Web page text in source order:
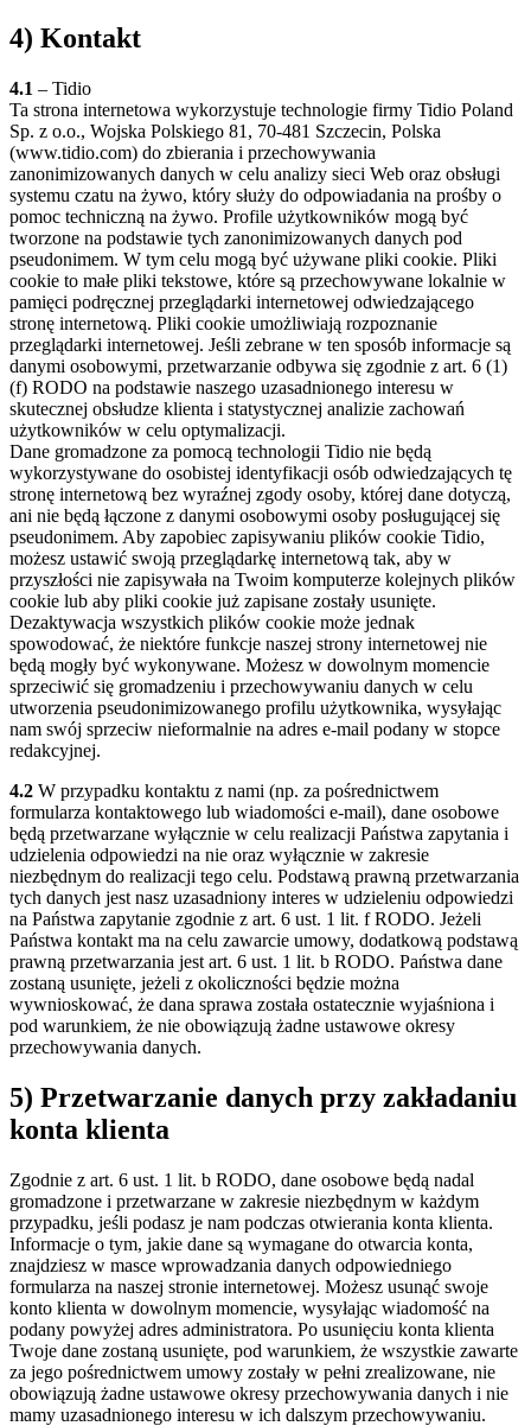
4) Kontakt
4.1 – Tidio
Ta strona internetowa wykorzystuje technologie firmy Tidio Poland
Sp. z o.o., Wojska Polskiego 81, 70-481 Szczecin, Polska
(www.tidio.com) do zbierania i przechowywania
zanonimizowanych danych w celu analizy sieci Web oraz obsługi
systemu czatu na żywo, który służy do odpowiadania na prośby o
pomoc techniczną na żywo. Profile użytkowników mogą być
tworzone na podstawie tych zanonimizowanych danych pod
pseudonimem. W tym celu mogą być używane pliki cookie. Pliki
cookie to małe pliki tekstowe, które są przechowywane lokalnie w
pamięci podręcznej przeglądarki internetowej odwiedzającego
stronę internetową. Pliki cookie umożliwiają rozpoznanie
przeglądarki internetowej. Jeśli zebrane w ten sposób informacje są
danymi osobowymi, przetwarzanie odbywa się zgodnie z art. 6 (1)
(f) RODO na podstawie naszego uzasadnionego interesu w
skutecznej obsłudze klienta i statystycznej analizie zachowań
użytkowników w celu optymalizacji.
Dane gromadzone za pomocą technologii Tidio nie będą
wykorzystywane do osobistej identyfikacji osób odwiedzających tę
stronę internetową bez wyraźnej zgody osoby, której dane dotyczą,
ani nie będą łączone z danymi osobowymi osoby posługującej się
pseudonimem. Aby zapobiec zapisywaniu plików cookie Tidio,
możesz ustawić swoją przeglądarkę internetową tak, aby w
przyszłości nie zapisywała na Twoim komputerze kolejnych plików
cookie lub aby pliki cookie już zapisane zostały usunięte.
Dezaktywacja wszystkich plików cookie może jednak
spowodować, że niektóre funkcje naszej strony internetowej nie
będą mogły być wykonywane. Możesz w dowolnym momencie
sprzeciwić się gromadzeniu i przechowywaniu danych w celu
utworzenia pseudonimizowanego profilu użytkownika, wysyłając
nam swój sprzeciw nieformalnie na adres e-mail podany w stopce
redakcyjnej.
4.2 W przypadku kontaktu z nami (np. za pośrednictwem
formularza kontaktowego lub wiadomości e-mail), dane osobowe
będą przetwarzane wyłącznie w celu realizacji Państwa zapytania i
udzielenia odpowiedzi na nie oraz wyłącznie w zakresie
niezbędnym do realizacji tego celu. Podstawą prawną przetwarzania
tych danych jest nasz uzasadniony interes w udzieleniu odpowiedzi
na Państwa zapytanie zgodnie z art. 6 ust. 1 lit. f RODO. Jeżeli
Państwa kontakt ma na celu zawarcie umowy, dodatkową podstawą
prawną przetwarzania jest art. 6 ust. 1 lit. b RODO. Państwa dane
zostaną usunięte, jeżeli z okoliczności będzie można
wywnioskować, że dana sprawa została ostatecznie wyjaśniona i
pod warunkiem, że nie obowiązują żadne ustawowe okresy
przechowywania danych.
5) Przetwarzanie danych przy zakładaniu
konta klienta
Zgodnie z art. 6 ust. 1 lit. b RODO, dane osobowe będą nadal
gromadzone i przetwarzane w zakresie niezbędnym w każdym
przypadku, jeśli podasz je nam podczas otwierania konta klienta.
Informacje o tym, jakie dane są wymagane do otwarcia konta,
znajdziesz w masce wprowadzania danych odpowiedniego
formularza na naszej stronie internetowej. Możesz usunąć swoje
konto klienta w dowolnym momencie, wysyłając wiadomość na
podany powyżej adres administratora. Po usunięciu konta klienta
Twoje dane zostaną usunięte, pod warunkiem, że wszystkie zawarte
za jego pośrednictwem umowy zostały w pełni zrealizowane, nie
obowiązują żadne ustawowe okresy przechowywania danych i nie
mamy uzasadnionego interesu w ich dalszym przechowywaniu.